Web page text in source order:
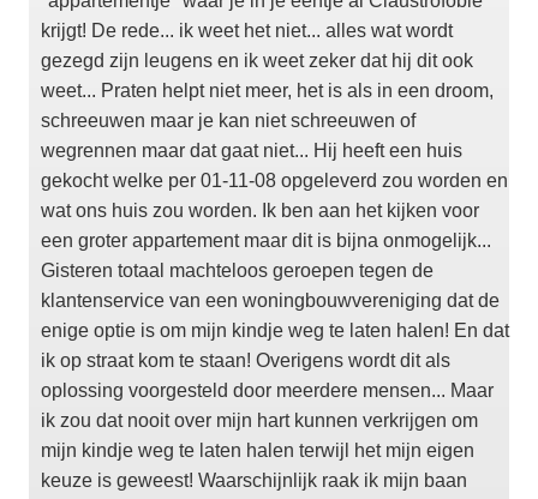
krijgt! De rede... ik weet het niet... alles wat wordt
gezegd zijn leugens en ik weet zeker dat hij dit ook
weet... Praten helpt niet meer, het is als in een droom,
schreeuwen maar je kan niet schreeuwen of
wegrennen maar dat gaat niet... Hij heeft een huis
gekocht welke per 01-11-08 opgeleverd zou worden en
wat ons huis zou worden. Ik ben aan het kijken voor
een groter appartement maar dit is bijna onmogelijk...
Gisteren totaal machteloos geroepen tegen de
klantenservice van een woningbouwvereniging dat de
enige optie is om mijn kindje weg te laten halen! En dat
ik op straat kom te staan! Overigens wordt dit als
oplossing voorgesteld door meerdere mensen... Maar
ik zou dat nooit over mijn hart kunnen verkrijgen om
mijn kindje weg te laten halen terwijl het mijn eigen
keuze is geweest! Waarschijnlijk raak ik mijn baan